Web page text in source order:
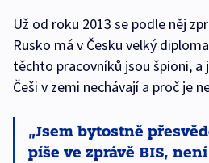
Už od roku 2013 se podle něj
Rusko má v Česku velký
těchto pracovníků jsou špioni, a
Češi v zemi nechávají a proč je
Jsem bytostně
píše ve zprávě BIS,